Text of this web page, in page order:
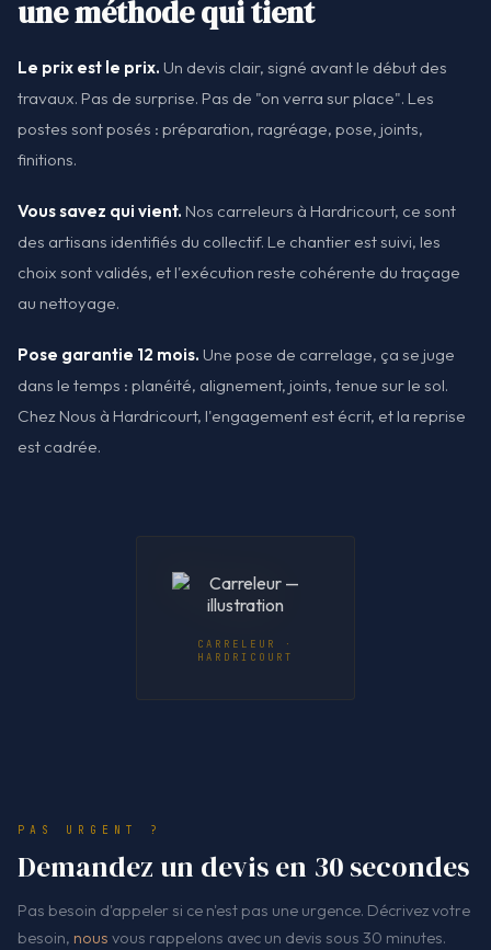
une méthode qui tient
Le prix est le prix. Un devis clair, signé avant le début des
travaux. Pas de surprise. Pas de "on verra sur place". Les
postes sont posés : préparation, ragréage, pose, joints,
finitions.
Vous savez qui vient. Nos carreleurs à Hardricourt, ce sont
des artisans identifiés du collectif. Le chantier est suivi, les
choix sont validés, et l'exécution reste cohérente du traçage
au nettoyage.
Pose garantie 12 mois. Une pose de carrelage, ça se juge
dans le temps : planéité, alignement, joints, tenue sur le sol.
Chez Nous à Hardricourt, l'engagement est écrit, et la reprise
est cadrée.
CARRELEUR ·
HARDRICOURT
PAS URGENT ?
Demandez un devis en 30 secondes
Pas besoin d'appeler si ce n'est pas une urgence. Décrivez votre
besoin, nous vous rappelons avec un devis sous 30 minutes.